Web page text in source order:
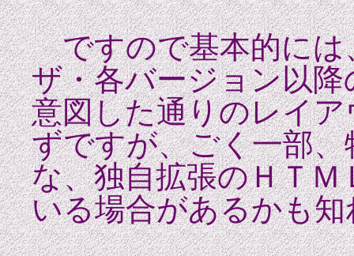
ですので基本的には
ザ・各バージョン以
意図した通りのレイ
ずですが、ごく一部
な、独自拡張のＨＴ
いる場合があるかも